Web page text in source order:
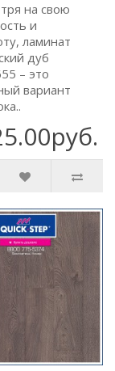
на свою
и
ламинат
дуб
– это
вариант